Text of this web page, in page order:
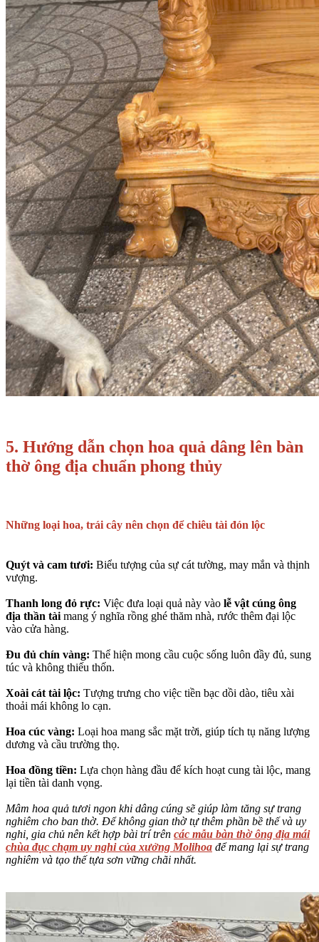
5. Hướng dẫn chọn hoa quả dâng lên bàn
thờ ông địa chuẩn phong thủy
Những loại hoa, trái cây nên chọn để chiêu tài đón lộc
Quýt và cam tươi: Biểu tượng của sự cát tường, may mắn và thịnh
vượng.
Thanh long đỏ rực: Việc đưa loại quả này vào lễ vật cúng ông
địa thần tài mang ý nghĩa rồng ghé thăm nhà, rước thêm đại lộc
vào cửa hàng.
Đu đủ chín vàng: Thể hiện mong cầu cuộc sống luôn đầy đủ, sung
túc và không thiếu thốn.
Xoài cát tài lộc: Tượng trưng cho việc tiền bạc dồi dào, tiêu xài
thoải mái không lo cạn.
Hoa cúc vàng: Loại hoa mang sắc mặt trời, giúp tích tụ năng lượng
dương và cầu trường thọ.
Hoa đồng tiền: Lựa chọn hàng đầu để kích hoạt cung tài lộc, mang
lại tiền tài danh vọng.
Mâm hoa quả tươi ngon khi dâng cúng sẽ giúp làm tăng sự trang
nghiêm cho ban thờ. Để không gian thờ tự thêm phần bề thế và uy
nghi, gia chủ nên kết hợp bài trí trên các mẫu bàn thờ ông địa mái
chùa đục chạm uy nghi của xưởng Molihoa để mang lại sự trang
nghiêm và tạo thế tựa sơn vững chãi nhất.